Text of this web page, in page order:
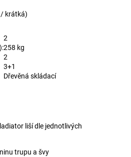
/ krátká)
2
258 kg
2
3+1
Dřevěná skládací
liší dle jednotlivých
trupu a švy